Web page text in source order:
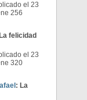
el 23
256
felicidad
el 23
320
: La